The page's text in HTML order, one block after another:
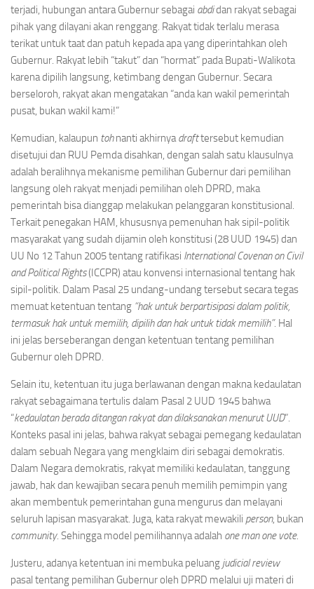
terjadi, hubungan antara Gubernur sebagai abdidan rakyat sebagai
pihak yang dilayani akan renggang. Rakyat tidak terlalu merasa
terikat untuk taat dan patuh kepada apa yang diperintahkan oleh
Gubernur. Rakyat lebih “takut” dan “hormat” pada Bupati-Walikota
karena dipilih langsung, ketimbang dengan Gubernur. Secara
berseloroh, rakyat akan mengatakan “anda kan wakil pemerintah
pusat, bukan wakil kami!”
Kemudian, kalaupun tohnanti akhirnyadrafttersebut kemudian
disetujui dan RUU Pemda disahkan, dengan salah satu klausulnya
adalah beralihnya mekanisme pemilihan Gubernur dari pemilihan
langsung oleh rakyat menjadi pemilihan oleh DPRD, maka
pemerintah bisa dianggap melakukan pelanggaran konstitusional.
Terkait penegakan HAM, khususnya pemenuhan hak sipil-politik
masyarakat yang sudah dijamin oleh konstitusi (28 UUD 1945) dan
UU No 12 Tahun 2005 tentang ratifikasi International Covenan on Civil
and Political Rights(ICCPR) atau konvensi internasional tentang hak
sipil-politik. Dalam Pasal 25 undang-undang tersebut secara tegas
memuat ketentuan tentang “hak untuk berpartisipasi dalam politik,
termasuk hak untuk memilih, dipilih dan hak untuk tidak memilih”. Hal
ini jelas berseberangan dengan ketentuan tentang pemilihan
Gubernur oleh DPRD.
Selain itu, ketentuan itu juga berlawanan dengan makna kedaulatan
rakyat sebagaimana tertulis dalam Pasal 2 UUD 1945 bahwa
“kedaulatan berada ditangan rakyat dan dilaksanakan menurut UUD”.
Konteks pasal ini jelas, bahwa rakyat sebagai pemegang kedaulatan
dalam sebuah Negara yang mengklaim diri sebagai demokratis.
Dalam Negara demokratis, rakyat memiliki kedaulatan, tanggung
jawab, hak dan kewajiban secara penuh memilih pemimpin yang
akan membentuk pemerintahan guna mengurus dan melayani
seluruh lapisan masyarakat. Juga, kata rakyat mewakili person, bukan
community. Sehingga model pemilihannya adalah one man one vote.
Justeru, adanya ketentuan ini membuka peluang judicial review
pasal tentang pemilihan Gubernur oleh DPRD melalui uji materi di